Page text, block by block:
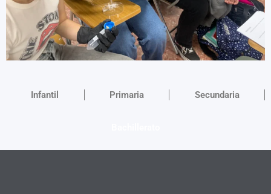
Infantil Primaria Secundaria